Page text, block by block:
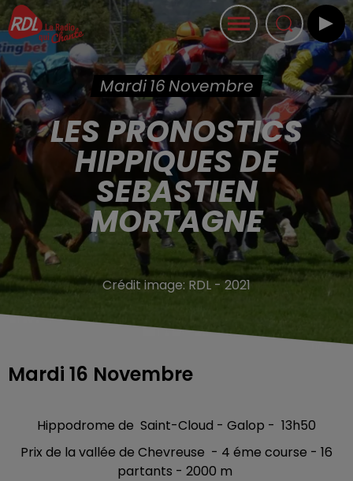
Mardi 16 Novembre
LES PRONOSTICS
HIPPIQUES DE
SEBASTIEN
MORTAGNE
Crédit image: RDL - 2021
Mardi 16 Novembre
Hippodrome de Saint-Cloud - Galop - 13h50
Prix de la vallée de Chevreuse - 4 éme course - 16
partants - 2000 m